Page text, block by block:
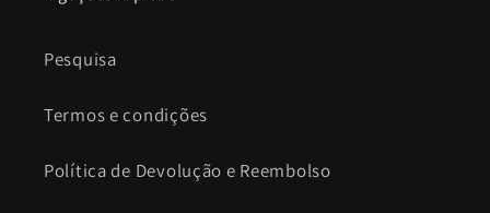
Pesquisa
Termos e condições
Política de Devolução e Reembolso